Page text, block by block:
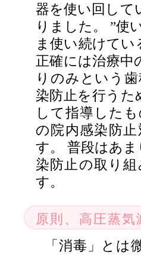
器を使い回して
りました。 ”使
ま使い続けて
正確には治療中
りのみという
染防止を行うた
して指導した
の院内感染防
す。 普段はあ
染防止の取り
す。
原則、高圧蒸
「消毒」とは